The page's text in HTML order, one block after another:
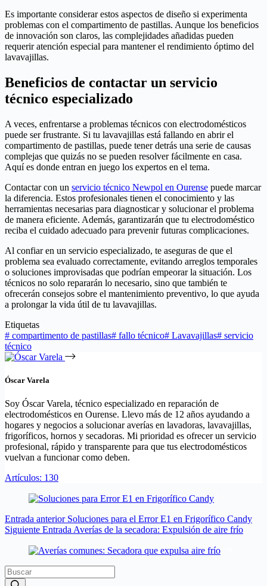
Es importante considerar estos aspectos de diseño si experimenta
problemas con el compartimento de pastillas. Aunque los beneficios
de innovación son claros, las complejidades añadidas pueden
requerir atención especial para mantener el rendimiento óptimo del
lavavajillas.
Beneficios de contactar un servicio
técnico especializado
A veces, enfrentarse a problemas técnicos con electrodomésticos
puede ser frustrante. Si tu lavavajillas está fallando en abrir el
compartimento de pastillas, puede tener detrás una serie de causas
complejas que quizás no se pueden resolver fácilmente en casa.
Aquí es donde entran en juego los expertos en el tema.
Contactar con un servicio técnico Newpol en Ourense puede marcar
la diferencia. Estos profesionales tienen el conocimiento y las
herramientas necesarias para diagnosticar y solucionar el problema
de manera eficiente. Además, garantizarán que tu electrodoméstico
reciba el cuidado adecuado para prevenir futuras complicaciones.
Al confiar en un servicio especializado, te aseguras de que el
problema sea evaluado correctamente, evitando arreglos temporales
o soluciones improvisadas que podrían empeorar la situación. Los
técnicos no solo repararán lo necesario, sino que también te
ofrecerán consejos sobre el mantenimiento preventivo, lo que ayuda
a prolongar la vida útil de tu lavavajillas.
Etiquetas
# compartimento de pastillas# fallo técnico# Lavavajillas# servicio
técnico
Óscar Varela
Soy Óscar Varela, técnico especializado en reparación de
electrodomésticos en Ourense. Llevo más de 12 años ayudando a
hogares y negocios a solucionar averías en lavadoras, lavavajillas,
frigoríficos, hornos y secadoras. Mi prioridad es ofrecer un servicio
profesional, rápido y transparente para que tus electrodomésticos
vuelvan a funcionar como deben.
Artículos: 130
Entrada anterior Soluciones para el Error E1 en Frigorífico Candy
Siguiente Entrada Averías de la secadora: Expulsión de aire frío